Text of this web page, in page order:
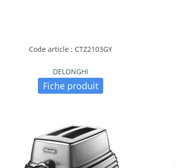
Code article : CTZ2103GY
DELONGHI
Fiche produit